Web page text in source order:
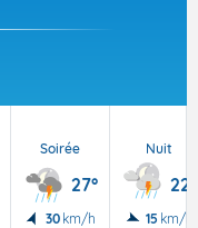
Soirée
27°
30 km/h
Nuit
22°
15 km/h